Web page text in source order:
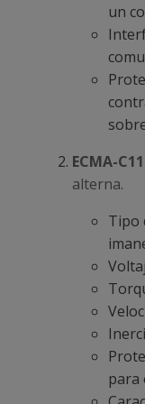
un
ECMA-
alterna.
Tipo
para